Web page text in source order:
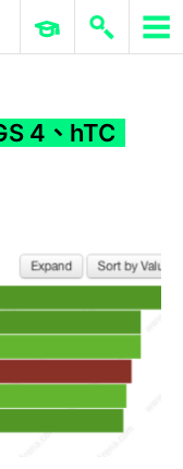
ERP 與商業 AI
4、hTC